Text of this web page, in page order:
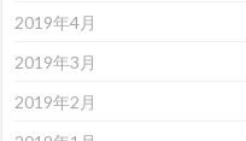
2019年4月
2019年3月
2019年2月